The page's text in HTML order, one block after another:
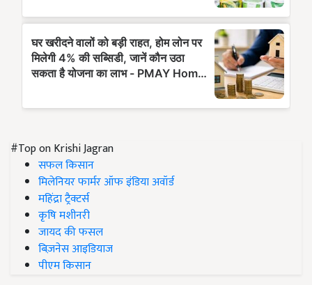
#Top on Krishi Jagran
सफल किसान
मिलेनियर फार्मर ऑफ इंडिया अवॉर्ड
महिंद्रा ट्रैक्टर्स
कृषि मशीनरी
जायद की फसल
बिज़नेस आइडियाज
पीएम किसान